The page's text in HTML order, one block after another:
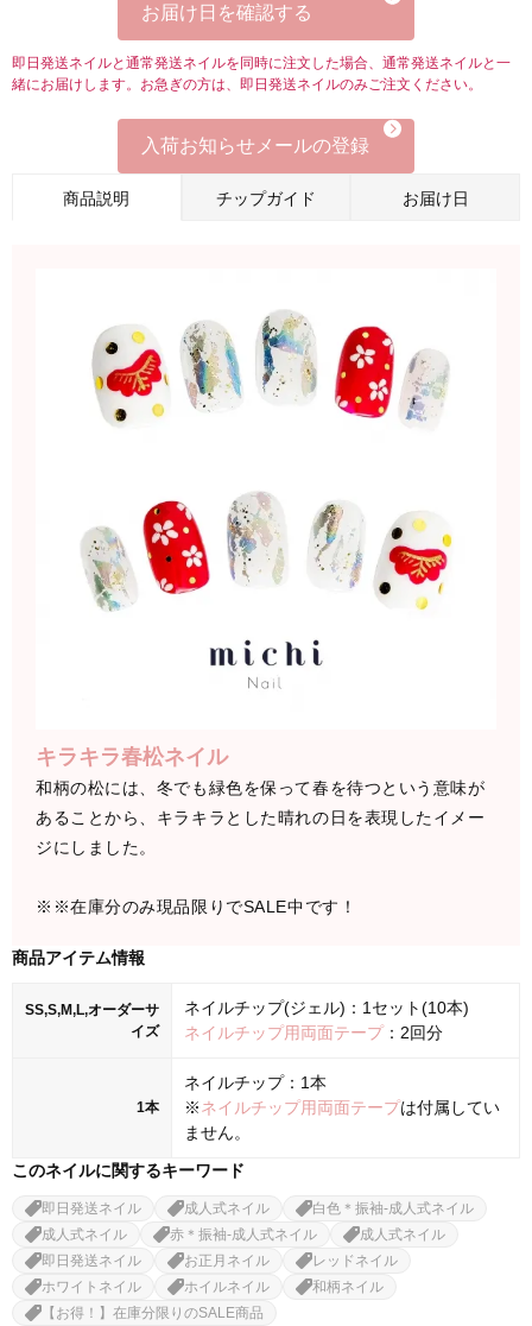
お届け日を確認する
即日発送ネイルと通常発送ネイルを同時に注文した場合、通常発送ネイルと一
緒にお届けします。お急ぎの方は、即日発送ネイルのみご注文ください。
入荷お知らせメールの登録
商品説明 チップガイド お届け日
キラキラ春松ネイル
和柄の松には、冬でも緑色を保って春を待つという意味が
あることから、キラキラとした晴れの日を表現したイメー
ジにしました。
※※在庫分のみ現品限りでSALE中です！
商品アイテム情報
SS,S,M,L,オーダーサ
イズ
ネイルチップ(ジェル)：1セット(10本)
ネイルチップ用両面テープ：2回分
1本
ネイルチップ：1本
※ネイルチップ用両面テープは付属してい
ません。
このネイルに関するキーワード
即日発送ネイル 成人式ネイル
白色＊振袖-成人式ネイル
成人式ネイル
赤＊振袖-成人式ネイル
成人式ネイル
即日発送ネイル
お正月ネイル
レッドネイル
ホワイトネイル
ホイルネイル
和柄ネイル
【お得！】在庫分限りのSALE商品